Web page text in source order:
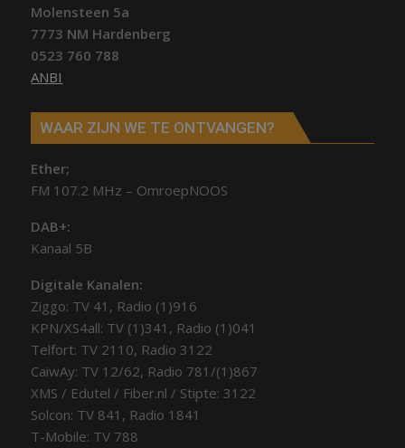
Molensteen 5a
7773 NM Hardenberg
0523 760 788
ANBI
WAAR ZIJN WE TE ONTVANGEN?
Ether;
FM 107.2 MHz – OmroepNOOS
DAB+:
Kanaal 5B
Digitale Kanalen:
Ziggo: TV 41, Radio (1)916
KPN/XS4all: TV (1)341, Radio (1)041
Telfort: TV 2110, Radio 3122
CaiwAy: TV 12/62, Radio 781/(1)867
XMS / Edutel / Fiber.nl / Stipte: 3122
Solcon: TV 841, Radio 1841
T-Mobile: TV 788